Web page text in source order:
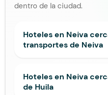
dentro de la ciudad.
Hoteles en Neiva
transportes de Neiva
Hoteles en Neiva
de Huila